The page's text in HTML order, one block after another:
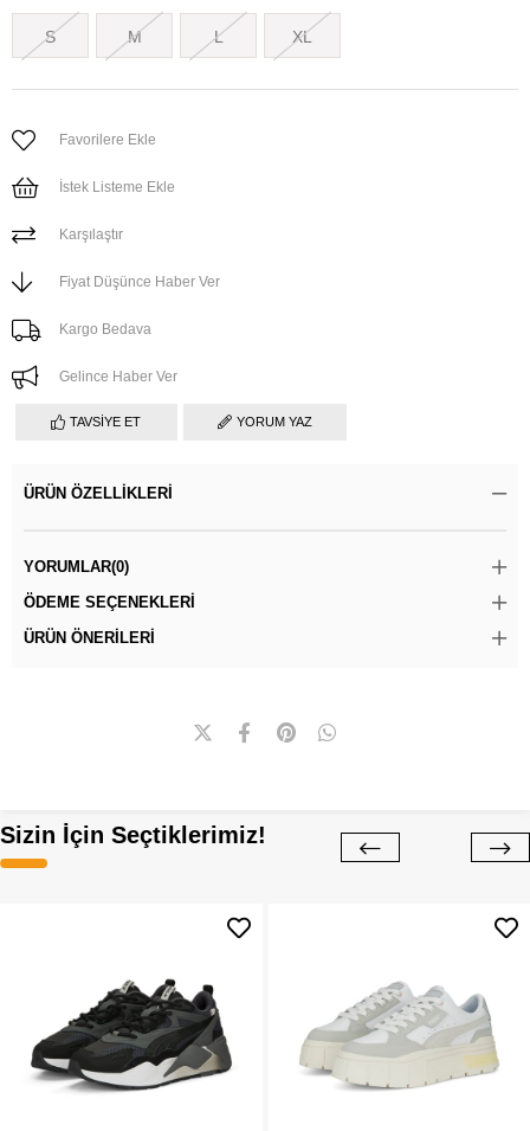
S M L XL
Favorilere Ekle
İstek Listeme Ekle
Karşılaştır
Fiyat Düşünce Haber Ver
Kargo Bedava
Gelince Haber Ver
TAVSIYE ET YORUM YAZ
ÜRÜN ÖZELLIKLERI
YORUMLAR(0)
ÖDEME SEÇENEKLERI
ÜRÜN ÖNERILERI
Sizin İçin Seçtiklerimiz!